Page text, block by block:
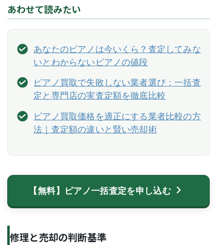
あわせて読みたい
あなたのピアノは今いくら？査定してみな
いとわからないピアノの値段
ピアノ買取で失敗しない業者選び：一括査
定と専門店の実査定額を徹底比較
ピアノ買取価格を適正にする業者比較の方
法｜査定額の違いと賢い売却術
【無料】ピアノ一括査定を申し込む
修理と売却の判断基準